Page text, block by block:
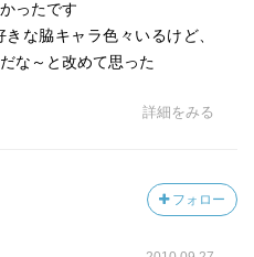
ったです
な脇キャラ色々いるけど、
な～と改めて思った
詳細をみる
フォロー